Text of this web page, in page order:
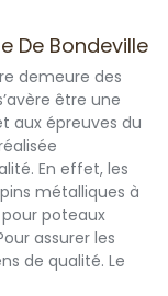
De Bondeville
demeure des
être une
aux épreuves du
En effet, les
métalliques à
poteaux
assurer les
de qualité. Le